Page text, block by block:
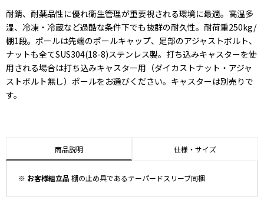
耐錆、耐薬品性に優れ衛生管理が重要視される環境に最適。高温多
湿、冷凍・冷蔵など過酷な条件下でも抜群の耐久性。耐荷重250kg/
棚1段。ポールは先端のポールキャップ、足部のアジャストボルト、
ナットも全てSUS304(18-8)ステンレス製。打ち込みキャスターを使
用される場合は打ち込みキャスター用（ダイカストナット・アジャ
ストボルト無し）ポールをお選びください。キャスターは別売りで
す。
商品説明 仕様・サイズ
※ お客様組立品 棚の止め具であるテーパードスリーブ同梱